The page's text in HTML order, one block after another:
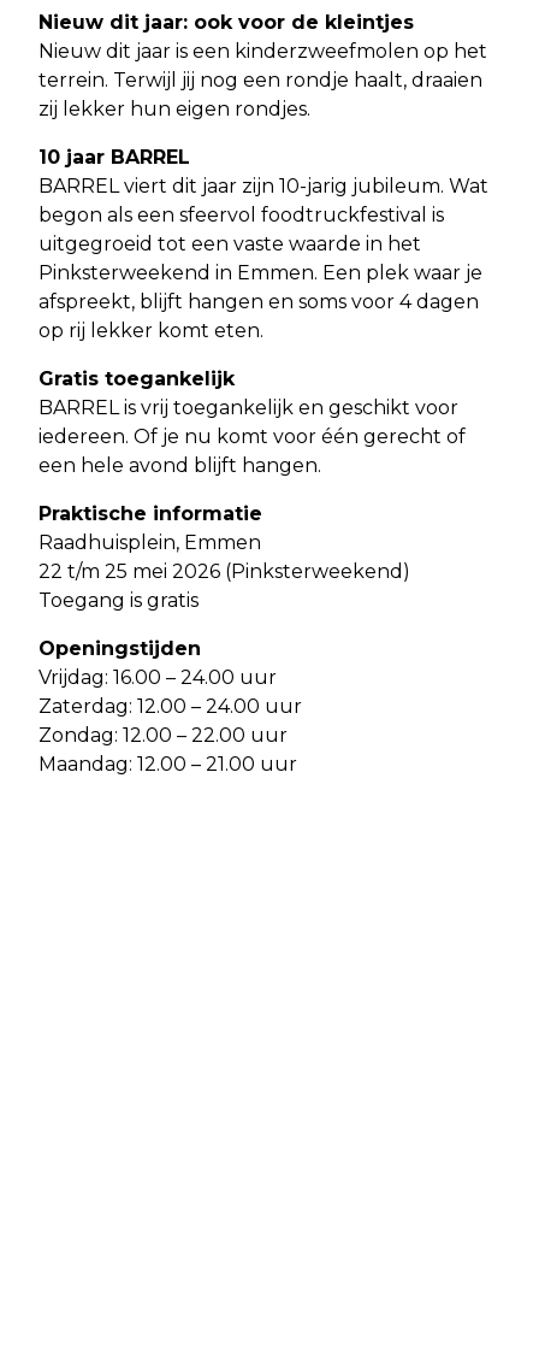
Nieuw dit jaar: ook voor de kleintjes
Nieuw dit jaar is een kinderzweefmolen op het
terrein. Terwijl jij nog een rondje haalt, draaien
zij lekker hun eigen rondjes.
10 jaar BARREL
BARREL viert dit jaar zijn 10-jarig jubileum. Wat
begon als een sfeervol foodtruckfestival is
uitgegroeid tot een vaste waarde in het
Pinksterweekend in Emmen. Een plek waar je
afspreekt, blijft hangen en soms voor 4 dagen
op rij lekker komt eten.
Gratis toegankelijk
BARREL is vrij toegankelijk en geschikt voor
iedereen. Of je nu komt voor één gerecht of
een hele avond blijft hangen.
Praktische informatie
Raadhuisplein, Emmen
22 t/m 25 mei 2026 (Pinksterweekend)
Toegang is gratis
Openingstijden
Vrijdag: 16.00 – 24.00 uur
Zaterdag: 12.00 – 24.00 uur
Zondag: 12.00 – 22.00 uur
Maandag: 12.00 – 21.00 uur